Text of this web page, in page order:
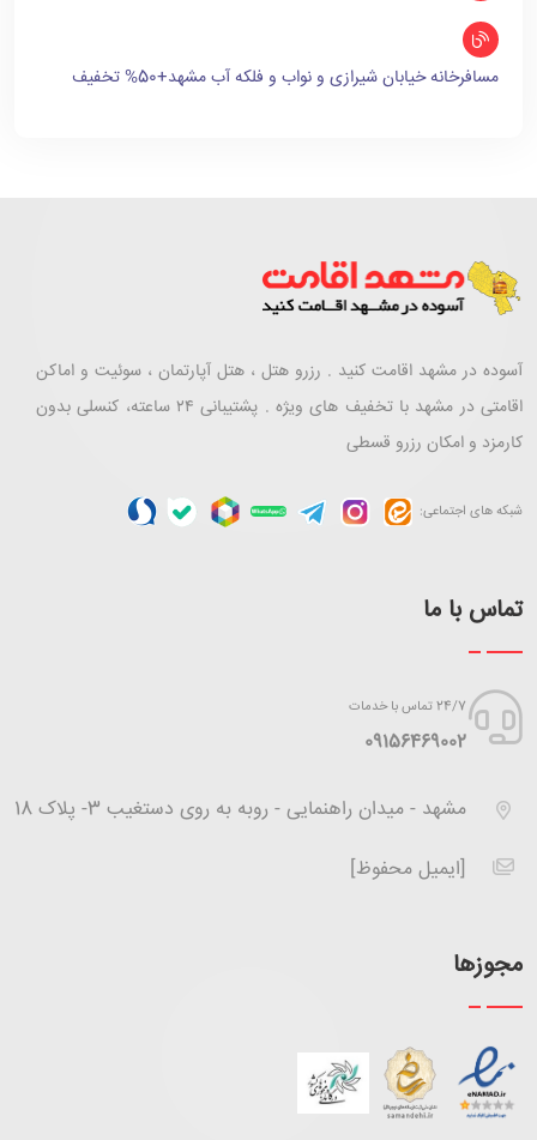
مسافرخانه خیابان شیرازی و نواب و فلکه آب مشهد+50% تخفیف
آسوده در مشهد اقامت کنید . رزرو هتل ، هتل آپارتمان ، سوئیت و اماکن
اقامتی در مشهد با تخفیف های ویژه . پشتیبانی ۲۴ ساعته، کنسلی بدون
کارمزد و امکان رزرو قسطی
شبکه های اجتماعی:
تماس با ما
24/7 تماس با خدمات
‪09156469002
مشهد - میدان راهنمایی - روبه به روی دستغیب 3- پلاک 18
[ایمیل محفوظ]
مجوزها